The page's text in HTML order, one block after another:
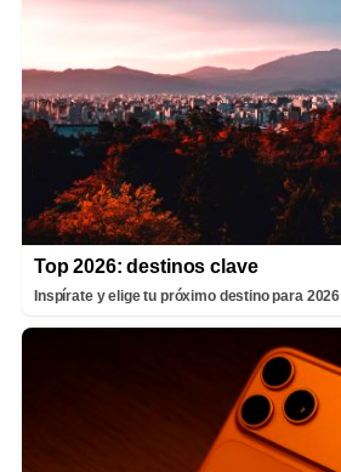
Top 2026: destinos clave
Inspírate y elige tu próximo destino para 2026